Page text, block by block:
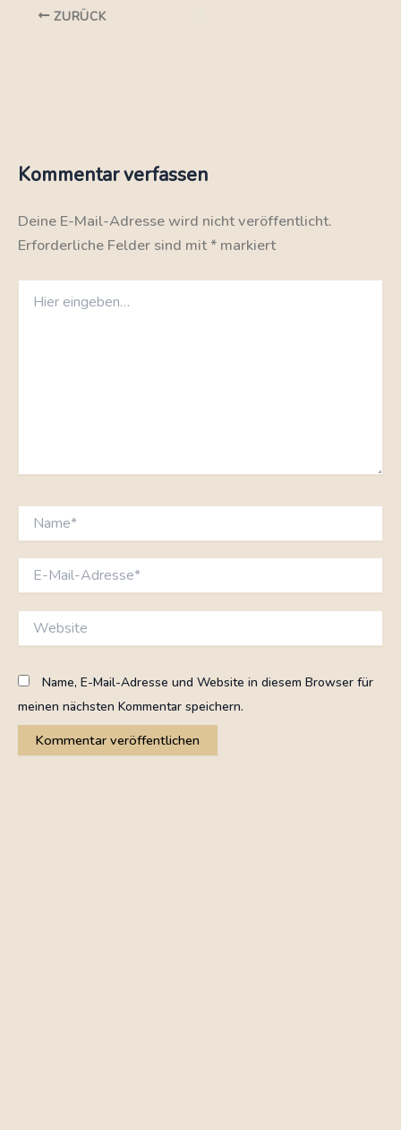
ZURÜCK
Kommentar verfassen
Deine E-Mail-Adresse wird nicht veröffentlicht.
Erforderliche Felder sind mit* markiert
eingeben…
Mail-
Name, E-Mail-Adresse und Website in diesem Browser für
meinen nächsten Kommentar speichern.